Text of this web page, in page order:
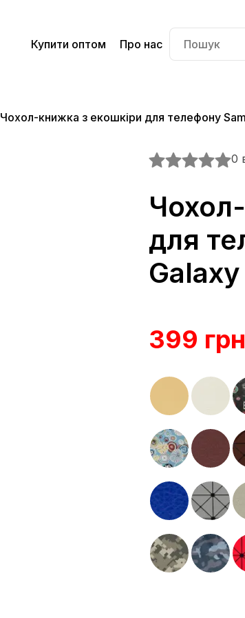
Купити оптом Про нас
Чохол-книжка з екошкіри для телефону
0
для
399 грн